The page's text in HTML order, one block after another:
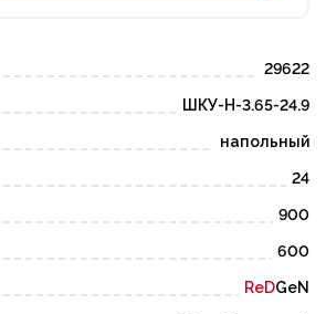
29622
ШКУ-Н-3.65-24.9
напольный
24
900
600
ReDGeN